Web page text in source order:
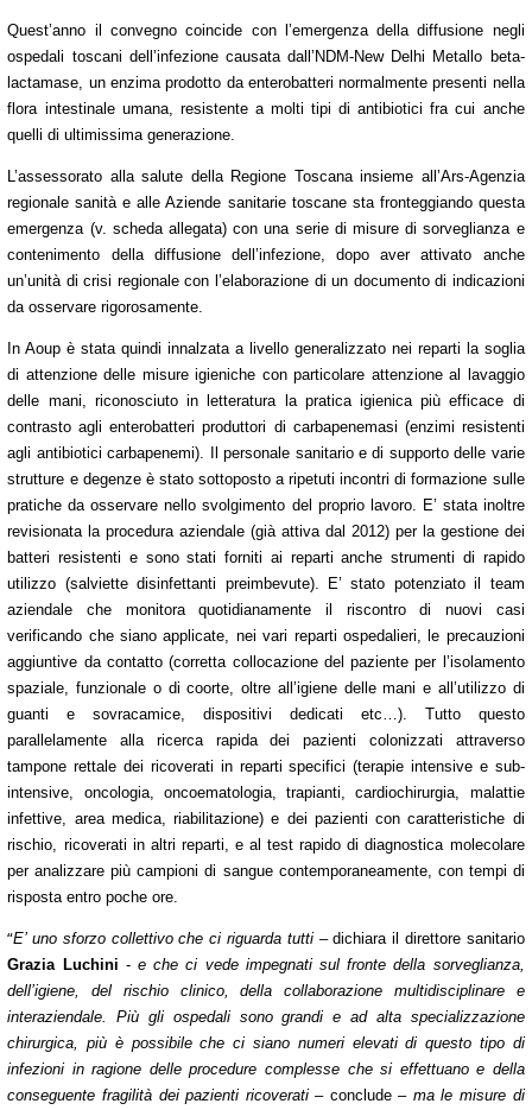
Quest’anno il convegno coincide con l’emergenza della diffusione negli
ospedali toscani dell’infezione causata dall’NDM-New Delhi Metallo beta-
lactamase, un enzima prodotto da enterobatteri normalmente presenti nella
flora intestinale umana, resistente a molti tipi di antibiotici fra cui anche
quelli di ultimissima generazione.
L’assessorato alla salute della Regione Toscana insieme all’Ars-Agenzia
regionale sanità e alle Aziende sanitarie toscane sta fronteggiando questa
emergenza (v. scheda allegata) con una serie di misure di sorveglianza e
contenimento della diffusione dell’infezione, dopo aver attivato anche
un’unità di crisi regionale con l’elaborazione di un documento di indicazioni
da osservare rigorosamente.
In Aoup è stata quindi innalzata a livello generalizzato nei reparti la soglia
di attenzione delle misure igieniche con particolare attenzione al lavaggio
delle mani, riconosciuto in letteratura la pratica igienica più efficace di
contrasto agli enterobatteri produttori di carbapenemasi (enzimi resistenti
agli antibiotici carbapenemi). Il personale sanitario e di supporto delle varie
strutture e degenze è stato sottoposto a ripetuti incontri di formazione sulle
pratiche da osservare nello svolgimento del proprio lavoro. E’ stata inoltre
revisionata laprocedura aziendale (già attiva dal 2012) per la gestione dei
batteri resistenti e sono stati forniti ai reparti anche strumenti di rapido
utilizzo (salviette disinfettanti preimbevute). E’ stato potenziato il team
aziendale che monitora quotidianamente il riscontro di nuovi casi
verificando che siano applicate, nei vari reparti ospedalieri, le precauzioni
aggiuntive da contatto (corretta collocazione del paziente per l’isolamento
spaziale, funzionale o di coorte, oltre all’igiene delle mani e all’utilizzo di
guanti e sovracamice, dispositivi dedicati etc…). Tutto questo
parallelamente alla ricerca rapida dei pazienti colonizzati attraverso
tampone rettale dei ricoverati in reparti specifici (terapie intensive e sub-
intensive, oncologia, oncoematologia, trapianti, cardiochirurgia, malattie
infettive, area medica, riabilitazione) e dei pazienti con caratteristiche di
rischio, ricoverati in altri reparti, e al test rapido di diagnostica molecolare
per analizzare più campioni di sangue contemporaneamente, con tempi di
risposta entro poche ore.
“E’ uno sforzo collettivo che ci riguarda tutti – dichiara il direttore sanitario
Grazia Luchini - e che ci vede impegnati sul fronte della sorveglianza,
dell’igiene, del rischio clinico, della collaborazione multidisciplinare e
interaziendale. Più gli ospedali sono grandi e ad alta specializzazione
chirurgica, più è possibile che ci siano numeri elevati di questo tipo di
infezioni in ragione delle procedure complesse che si effettuano e della
conseguente fragilità dei pazienti ricoverati– conclude – ma le misure di